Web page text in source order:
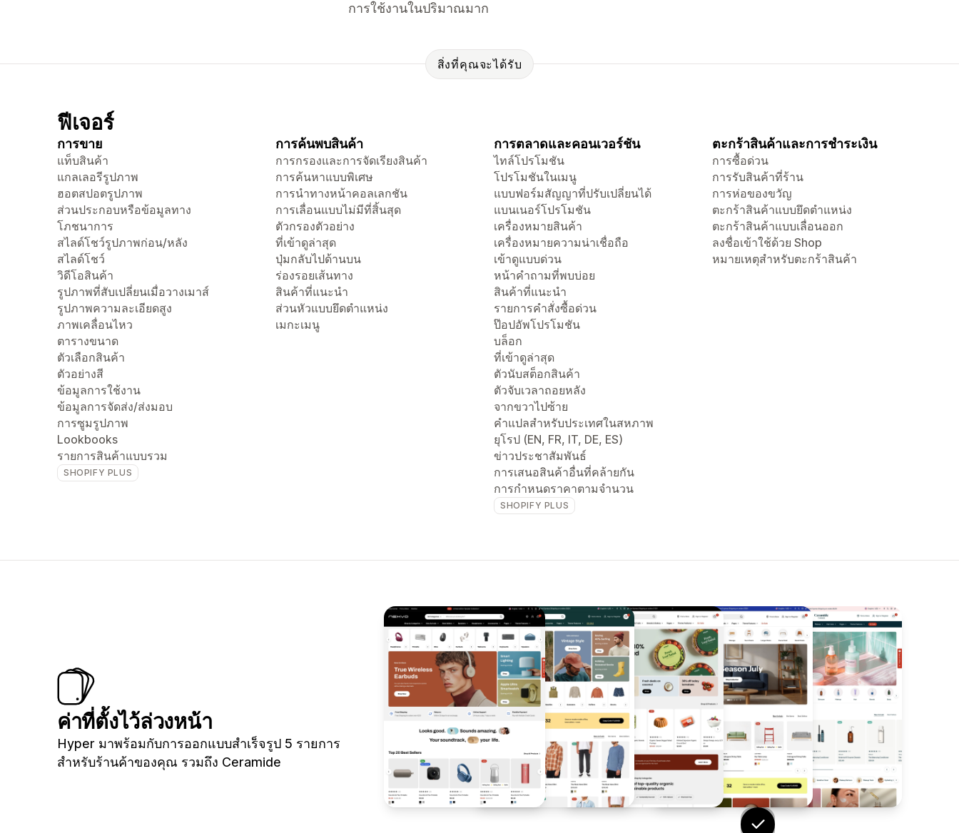
การใช้งานในปริมาณมาก
สิ่งที่คุณจะได้รับ
ฟีเจอร์
การขาย
แท็บสินค้า
แกลเลอรีรูปภาพ
ฮอตสปอตรูปภาพ
ส่วนประกอบหรือข้อมูลทาง
โภชนาการ
สไลด์โชว์รูปภาพก่อน/หลัง
สไลด์โชว์
วิดีโอสินค้า
รูปภาพที่สับเปลี่ยนเมื่อวางเมาส์
รูปภาพความละเอียดสูง
ภาพเคลื่อนไหว
ตารางขนาด
ตัวเลือกสินค้า
ตัวอย่างสี
ข้อมูลการใช้งาน
ข้อมูลการจัดส่ง/ส่งมอบ
การซูมรูปภาพ
Lookbooks
รายการสินค้าแบบรวม
SHOPIFY PLUS
การค้นพบสินค้า
การกรองและการจัดเรียงสินค้า
การค้นหาแบบพิเศษ
การนำทางหน้าคอลเลกชัน
การเลื่อนแบบไม่มีที่สิ้นสุด
ตัวกรองตัวอย่าง
ที่เข้าดูล่าสุด
ปุ่มกลับไปด้านบน
ร่องรอยเส้นทาง
สินค้าที่แนะนำ
ส่วนหัวแบบยึดตำแหน่ง
เมกะเมนู
การตลาดและคอนเวอร์ชัน
ไทล์โปรโมชัน
โปรโมชันในเมนู
แบบฟอร์มสัญญาที่ปรับเปลี่ยนได้
แบนเนอร์โปรโมชัน
เครื่องหมายสินค้า
เครื่องหมายความน่าเชื่อถือ
เข้าดูแบบด่วน
หน้าคำถามที่พบบ่อย
สินค้าที่แนะนำ
รายการคำสั่งซื้อด่วน
ป๊อปอัพโปรโมชัน
บล็อก
ที่เข้าดูล่าสุด
ตัวนับสต็อกสินค้า
ตัวจับเวลาถอยหลัง
จากขวาไปซ้าย
คำแปลสำหรับประเทศในสหภาพ
ยุโรป (EN, FR, IT, DE, ES)
ข่าวประชาสัมพันธ์
การเสนอสินค้าอื่นที่คล้ายกัน
การกำหนดราคาตามจำนวน
SHOPIFY PLUS
ตะกร้าสินค้าและการชำระเงิน
การซื้อด่วน
การรับสินค้าที่ร้าน
การห่อของขวัญ
ตะกร้าสินค้าแบบยึดตำแหน่ง
ตะกร้าสินค้าแบบเลื่อนออก
ลงชื่อเข้าใช้ด้วย Shop
หมายเหตุสำหรับตะกร้าสินค้า
ค่าที่ตั้งไว้ล่วงหน้า
Hyper มาพร้อมกับการออกแบบสำเร็จรูป 5 รายการ
สำหรับร้านค้าของคุณ รวมถึง Ceramide